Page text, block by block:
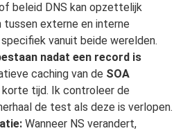
beleid DNS kan opzettelijk
tussen externe en interne
vanuit beide werelden.
nadat een record is
caching van de SOA
tijd. Ik controleer de
de test als deze is verlopen.
Wanneer NS verandert,